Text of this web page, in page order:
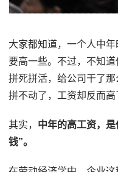
大家都知道，一个人中
要高一些。不过，不知
拼死拼活，给公司干了
拼不动了，工资却反而高
其实， 中年的高工资，
钱”。